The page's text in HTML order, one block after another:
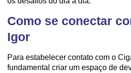
Como se conectar
Igor
Para estabelecer contato com o
fundamental criar um espaço de